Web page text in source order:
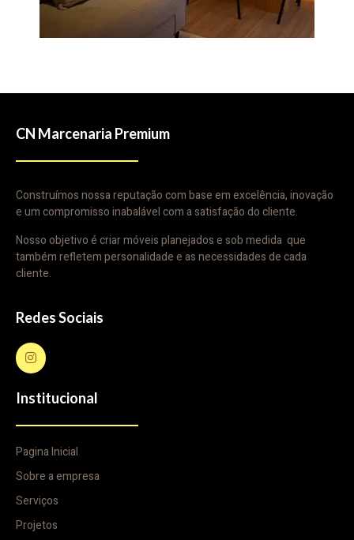
CN Marcenaria Premium
Construímos nossa reputação com base em excelência, inovação
e um compromisso inabalável com a satisfação do cliente.
Nosso objetivo é criar móveis planejados e sob medida que
também refletem personalidade e as necessidades de cada
cliente.
Redes Sociais
Institucional
Pagina Inicial
Sobre a empresa
Serviços
Projetos